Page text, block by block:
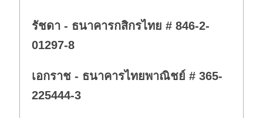
รัชดา - ธนาคารกสิกรไทย # 846-2-
01297-8
เอกราช - ธนาคารไทยพาณิชย์ # 365-
225444-3